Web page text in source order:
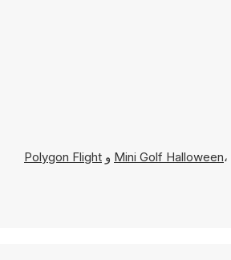
Mini Golf Halloween، و Polygon Flight